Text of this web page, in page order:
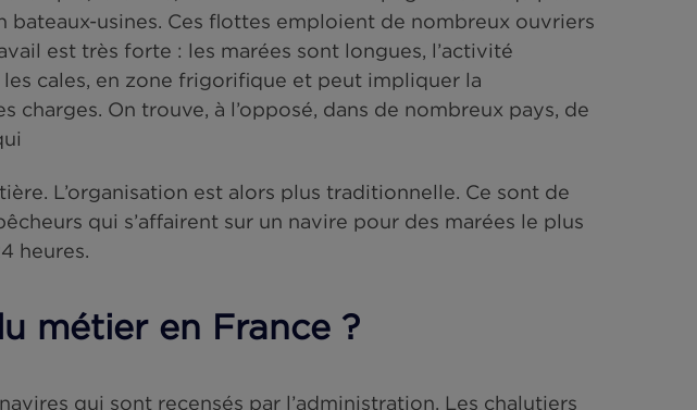
de pêcheurs ont des statuts bien différents. Que de
Par exemple, la Chine, Taiwan et même l’Espagne sont
et en bateaux-usines. Ces flottes emploient de nombreux
lourdes charges. On trouve, à l’opposé, dans de nombreux